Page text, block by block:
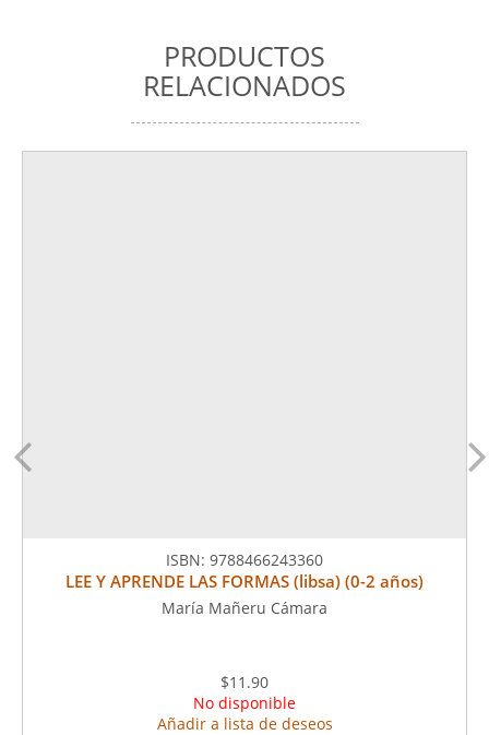
PRODUCTOS
RELACIONADOS
ISBN: 9788466243360
LEE Y APRENDE LAS FORMAS (libsa) (0-2 años)
María Mañeru Cámara
$11.90
No disponible
Añadir a lista de deseos